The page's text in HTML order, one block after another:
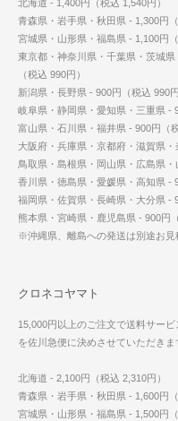
北海道 - 1,400円（税込 1,540円）
青森県・岩手県・秋田県 - 1,300円（
宮城県・山形県・福島県 - 1,100円（
東京都・神奈川県・千葉県・茨城
（税込 990円）
新潟県・長野県 - 900円（税込 990円
岐阜県・静岡県・愛知県・三重県 -
富山県・石川県・福井県 - 900円（
大阪府・兵庫県・京都府・滋賀県
鳥取県・島根県・岡山県・広島県・
香川県・徳島県・愛媛県・高知県 -
福岡県・佐賀県・長崎県・大分県 -
熊本県・宮崎県・鹿児島県 - 900円
※沖縄県、離島への発送は別途お見
クロネコヤマト
15,000円以上のご注文で送料サー
を佐川急便に決めさせていただきま
北海道 - 2,100円（税込 2,310円）
青森県・岩手県・秋田県 - 1,600円（
宮城県・山形県・福島県 - 1,500円（